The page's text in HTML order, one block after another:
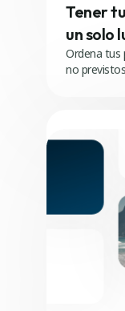
Mateo
Gabriel
Tener
un solo
Ordena tus
no